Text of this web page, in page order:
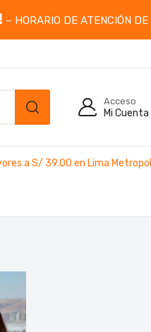
– HORARIO DE ATENCIÓN
Acceso
Mi Cuenta
a S/ 39.00 en Lima